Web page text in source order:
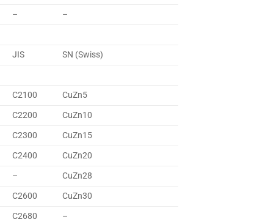
–
–
JIS
SN (Swiss)
C2100
CuZn5
C2200
CuZn10
C2300
CuZn15
C2400
CuZn20
–
CuZn28
C2600
CuZn30
C2680
–